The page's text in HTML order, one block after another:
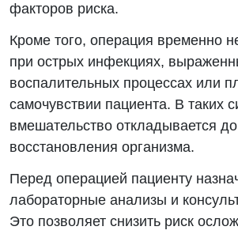
факторов риска.
Кроме того, операция временно
при острых инфекциях,
воспалительных процессах или
самочувствии пациента. В таких
вмешательство откладывается
восстановления организма.
Перед операцией пациенту
лабораторные анализы и
Это позволяет снизить риск